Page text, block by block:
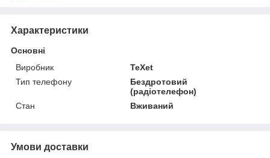
Характеристики
Основні
Виробник
TeXet
Тип телефону
Бездротовий
(радіотелефон)
Стан
Вживаний
Умови доставки